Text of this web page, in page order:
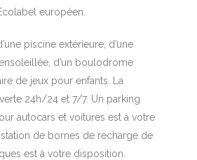
européen.
piscine extérieure, d’une
d’un boulodrome
de jeux pour enfants. La
24h/24 et 7/7. Un parking
autocars et voitures est à votre
de bornes de recharge de
est à votre disposition.